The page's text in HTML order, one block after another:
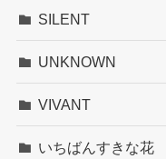
SILENT
UNKNOWN
VIVANT
いちばんすきな花